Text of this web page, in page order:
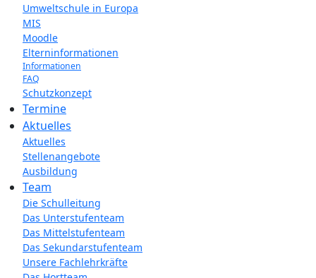
Umweltschule in Europa
MIS
Moodle
Elterninformationen
Informationen
FAQ
Schutzkonzept
Termine
Aktuelles
Aktuelles
Stellenangebote
Ausbildung
Team
Die Schulleitung
Das Unterstufenteam
Das Mittelstufenteam
Das Sekundarstufenteam
Unsere Fachlehrkräfte